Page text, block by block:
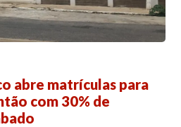
abre matrículas para
com 30% de